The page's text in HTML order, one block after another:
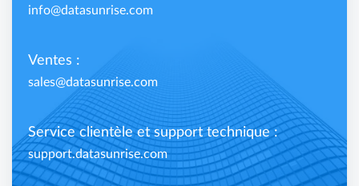
info@datasunrise.com
Ventes :
sales@datasunrise.com
Service clientèle et support technique :
support.datasunrise.com